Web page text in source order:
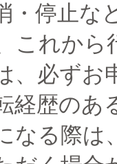
・停止な
これから
、必ずお
経歴のあ
なる際は